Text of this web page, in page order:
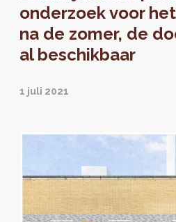
onderzoek voor
na de zomer, de
al beschikbaar
1 juli 2021